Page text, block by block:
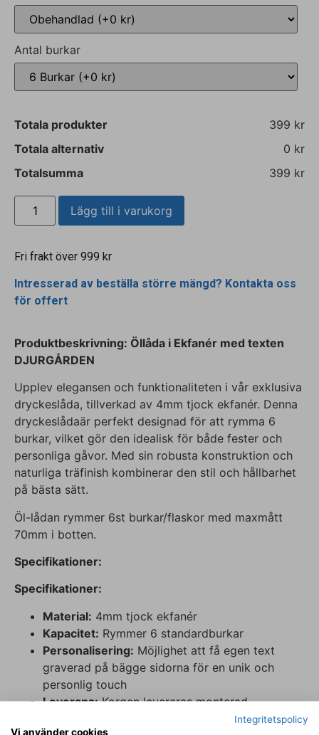
Antal burkar
Totala produkter
399 kr
Totala alternativ
0 kr
Totalsumma
399 kr
Lägg till i varukorg
Fri frakt över 999 kr
Intresserad av beställa större mängd? Kontakta oss
för offert
Produktbeskrivning: Öllåda i Ekfanér med texten
DJURGÅRDEN
Upplev elegansen och funktionaliteten i vår exklusiva
dryckeslåda, tillverkad av 4mm tjock ekfanér. Denna
dryckeslådaär perfekt designad för att rymma 6
burkar, vilket gör den idealisk för både fester och
personliga gåvor. Med sin robusta konstruktion och
naturliga träfinish kombinerar den stil och hållbarhet
på bästa sätt.
Öl-lådan rymmer 6st burkar/flaskor med maxmått
70mm i botten.
Specifikationer:
Specifikationer:
Material: 4mm tjock ekfanér
Kapacitet: Rymmer 6 standardburkar
Personalisering: Möjlighet att få egen text
graverad på bägge sidorna för en unik och
personlig touch
Leverans:Korgen levereras monterad.
Produkten levereras obehandlad
Integritetspolicy
Vi använder cookies